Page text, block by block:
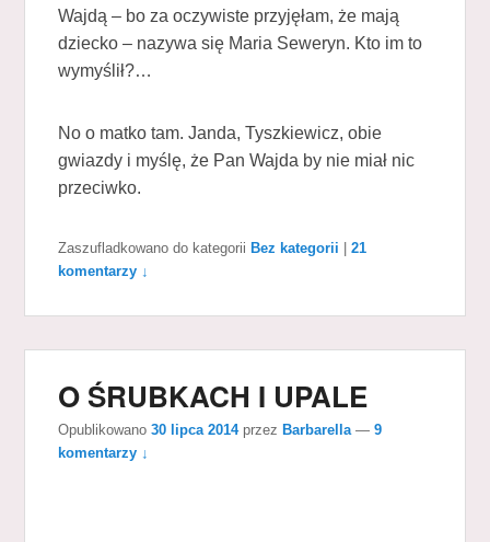
Wajdą – bo za oczywiste przyjęłam, że mają
dziecko – nazywa się Maria Seweryn. Kto im to
wymyślił?…
No o matko tam. Janda, Tyszkiewicz, obie
gwiazdy i myślę, że Pan Wajda by nie miał nic
przeciwko.
Zaszufladkowano do kategorii Bez kategorii |21
komentarzy ↓
O ŚRUBKACH I UPALE
Opublikowano30 lipca 2014 przez Barbarella —9
komentarzy ↓